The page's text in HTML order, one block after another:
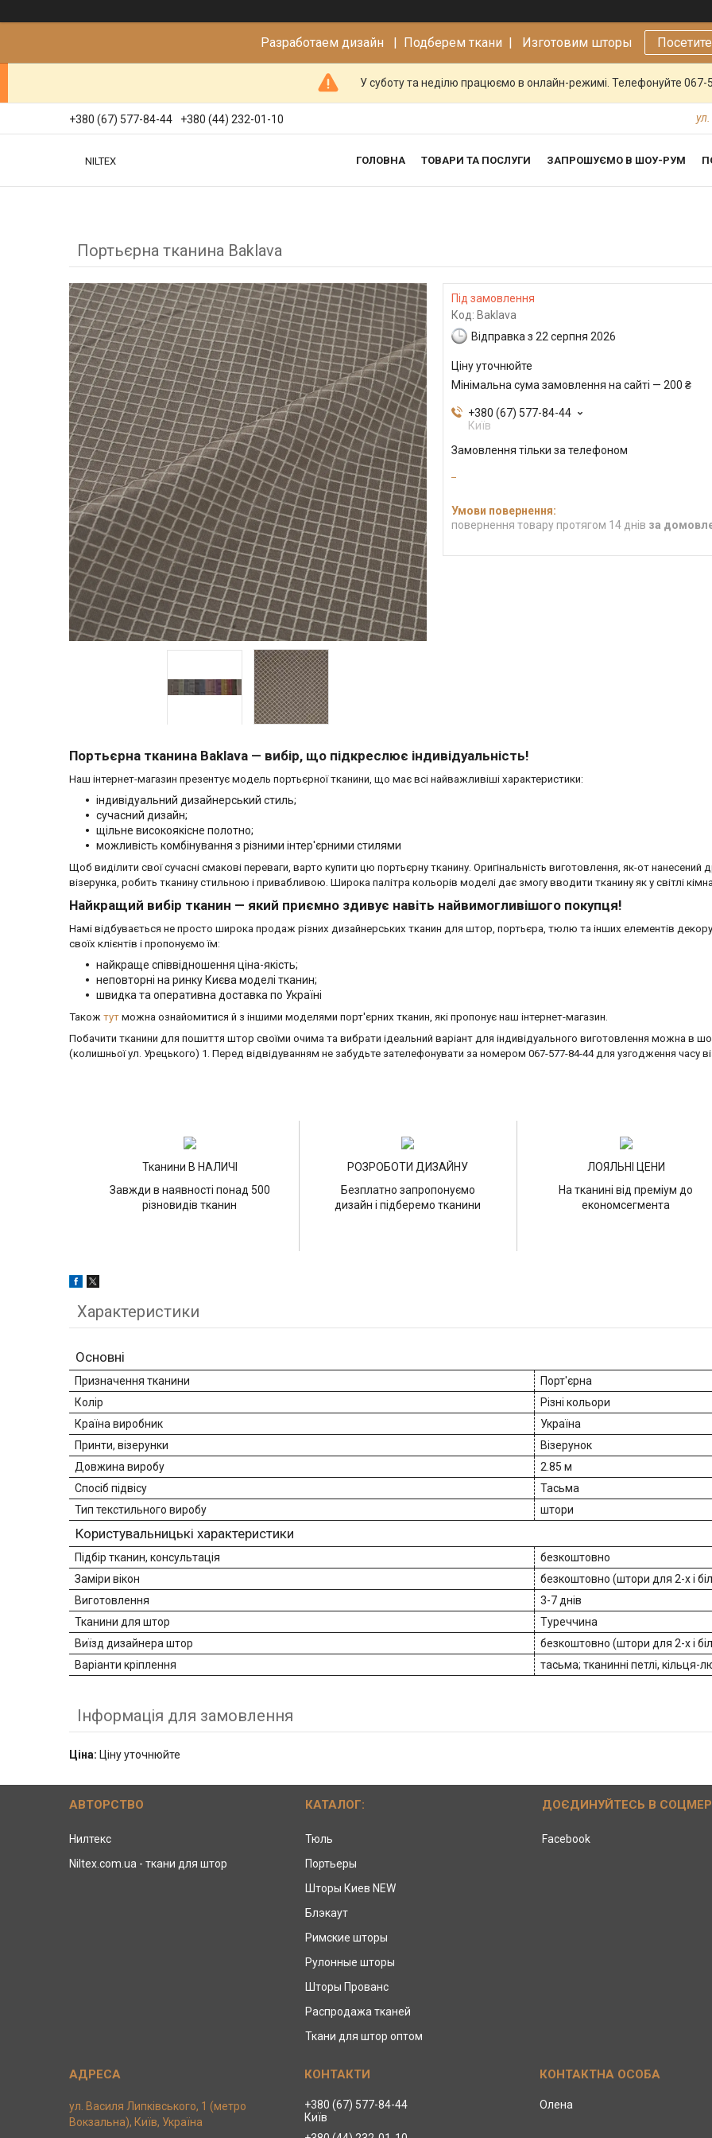
Разработаем дизайн | Подберем ткани | Изготовим шторы
У суботу та неділю працюємо в онлайн-режимі. Телефонуйте 067-
+380 (67) 577-84-44 +380 (44) 232-01-10
NILTEX ГОЛОВНА ТОВАРИ ТА ПОСЛУГИ ЗАПРОШУЄМО В ШОУ-РУМ
Портьєрна тканина Baklava
Під замовлення
Код: Baklava
Відправка з 22 серпня 2026
Ціну уточнюйте
Мінімальна сума замовлення на сайті — 200 ₴
+380 (67) 577-84-44
Київ
Замовлення тільки за телефоном
повернення товару протягом 14 днів за
Портьєрна тканина Baklava — вибір, що підкреслює індивідуальність!
Наш інтернет-магазин презентує модель портьєрної тканини, що має всі найважливіші характеристики:
індивідуальний дизайнерський стиль;
сучасний дизайн;
щільне високоякісне полотно;
можливість комбінування з різними інтер'єрними стилями
Щоб виділити свої сучасні смакові переваги, варто купити цю портьєрну тканину. Оригінальність виготовлення, як-от
візерунка, робить тканину стильною і привабливою. Широка палітра кольорів моделі дає змогу вводити тканину як у світлі
Найкращий вибір тканин — який приємно здивує навіть найвимогливішого покупця!
Намі відбувається не просто широка продаж різних дизайнерських тканин для штор, портьєра, тюлю та інших елементів
своїх клієнтів і пропонуємо їм:
найкраще співвідношення ціна-якість;
неповторні на ринку Києва моделі тканин;
швидка та оперативна доставка по Україні
Також тут можна ознайомитися й з іншими моделями порт'єрних тканин, які пропонує наш інтернет-магазин.
Побачити тканини для пошиття штор своїми очима та вибрати ідеальний варіант для індивідуального виготовлення можна в
(колишньої ул. Урецького) 1. Перед відвідуванням не забудьте зателефонувати за номером 067-577-84-44для узгодження часу
Тканини В НАЛИЧІ
Завжди в наявності понад 500
різновидів тканин
РОЗРОБОТИ ДИЗАЙНУ
Безплатно запропонуємо
дизайн і підберемо тканини
ЛОЯЛЬНІ ЦЕНИ
На тканині від преміум до
економсегмента
Характеристики
Основні
Призначення тканини
Порт'єрна
Колір
Різні кольори
Країна виробник
Україна
Принти, візерунки
Візерунок
Довжина виробу
2.85 м
Спосіб підвісу
Тасьма
Тип текстильного виробу
штори
Користувальницькі характеристики
Підбір тканин, консультація
безкоштовно
Заміри вікон
безкоштовно (штори для 2-х і
Виготовлення
3-7 днів
Тканини для штор
Туреччина
Виїзд дизайнера штор
безкоштовно (штори для 2-х і
Варіанти кріплення
тасьма; тканинні петлі, кільця-
Інформація для замовлення
Ціна: Ціну уточнюйте
АВТОРСТВО
Нилтекс
Niltex.com.ua - ткани для штор
КАТАЛОГ:
Тюль
Портьеры
Шторы Киев NEW
Блэкаут
Римские шторы
Рулонные шторы
Шторы Прованс
Распродажа тканей
Ткани для штор оптом
ДОЄДИНУЙТЕСЬ В
Facebook
ул. Василя Липківського, 1 (метро
Вокзальна), Київ, Україна
+380 (67) 577-84-44
Київ
Олена